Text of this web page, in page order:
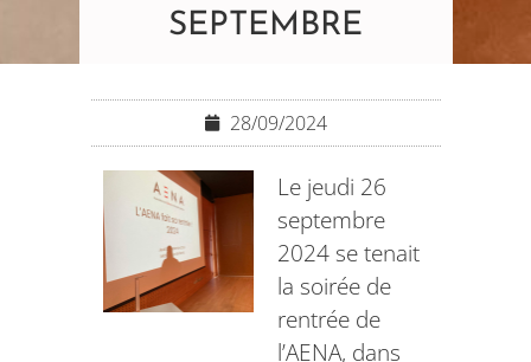
SEPTEMBRE
28/09/2024
Le jeudi 26
septembre
2024 se tenait
la soirée de
rentrée de
l’AENA, dans